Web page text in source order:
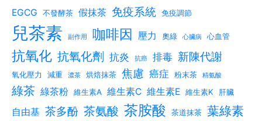
EGCG 不發酵茶 假抹茶 免疫系統 免疫調節
兒茶素 副作用 咖啡因 壓力 奧綠 心臟病 心血管
抗氧化 抗氧化劑 抗炎 抗癌 排毒 新陳代謝
氧化壓力 減重 濃茶 烘焙抹茶 焦慮 癌症 粉末茶 精氨酸
綠茶 綠茶粉 維生素A 維生素C 維生素E 維生素K 肝臟
自由基 茶多酚 茶氨酸 茶胺酸 茶道抹茶 葉綠素